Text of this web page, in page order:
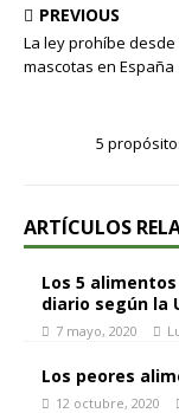
PREVIOUS
La ley prohíbe
mascotas en España
5
ARTÍCULOS
Los 5
diario según la
7 mayo, 2020
Los peores
12 octubre, 2020